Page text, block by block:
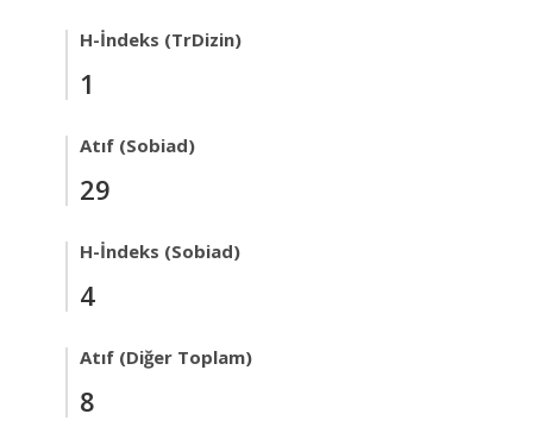
H-İndeks (TrDizin)
1
Atıf (Sobiad)
29
H-İndeks (Sobiad)
4
Atıf (Diğer Toplam)
8